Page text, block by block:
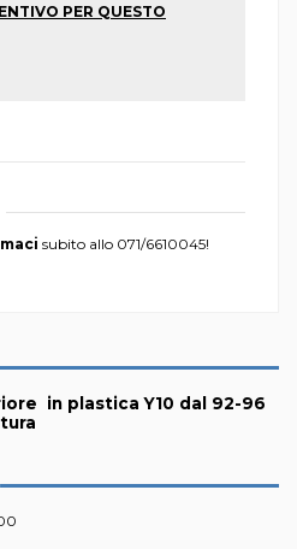
PER QUESTO
subito allo 071/6610045!
in plastica Y10 dal 92-96